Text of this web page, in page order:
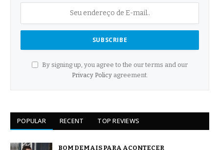
By signing up, you agree to the our terms and our
Privacy Policyagreement.
POPULAR RECENT TOP REVIEWS
BOM DEMAIS PARA ACONTECER